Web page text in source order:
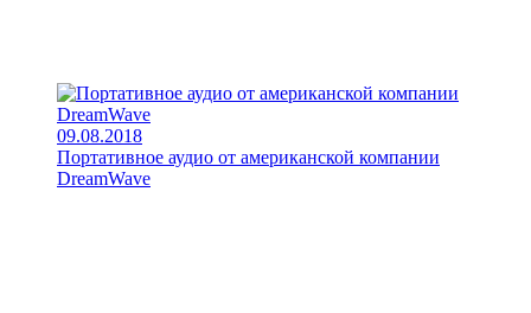
09.08.2018
Портативное аудио от американской компании
DreamWave